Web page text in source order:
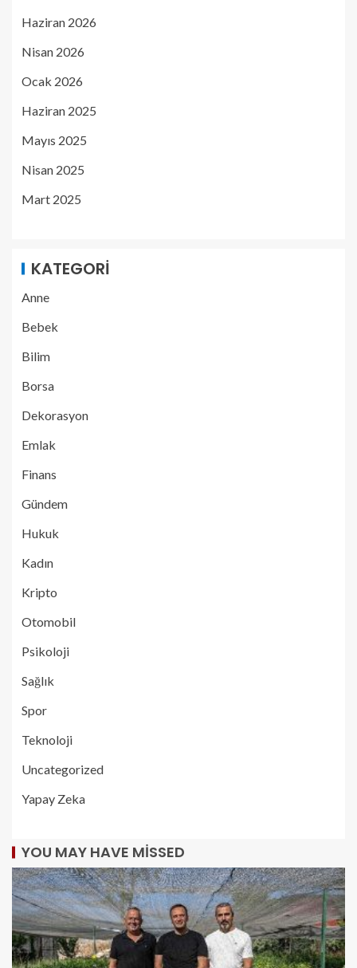
Haziran 2026
Nisan 2026
Ocak 2026
Haziran 2025
Mayıs 2025
Nisan 2025
Mart 2025
KATEGORI
Anne
Bebek
Bilim
Borsa
Dekorasyon
Emlak
Finans
Gündem
Hukuk
Kadın
Kripto
Otomobil
Psikoloji
Sağlık
Spor
Teknoloji
Uncategorized
Yapay Zeka
YOU MAY HAVE MISSED